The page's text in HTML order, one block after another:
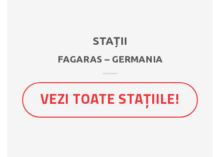
STAȚII
FAGARAS – GERMANIA
VEZI TOATE STAȚIILE!